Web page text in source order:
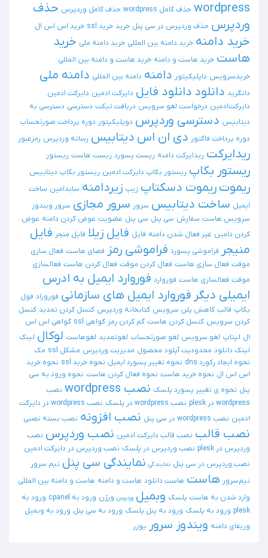
wordpress حذف کامل wordpress حذف کامل وردپرس حذف
وردپرس حذف وردپرس در سی پنل خرید خرید ssl خرید اس اس ال
خرید دامنه خرید دامنه بین المللی خرید دامنه ملی خرید
هاست خرید هاست و دامنه خرید هاست و دامنه بین المللی
خریدسرویس داپلیکیتور دامنه دامنه بین المللی دامنه ملی
دانگرید دانلود دانلود فایل دایرکت ادمین دایرکت ادمین.
دایرکت‌ادمین درخواست لغو سرویس دریافت تیکت دسترسی دسترسی به
دیتابیس دسترسی وردپرس دوپلیکیتور دوره پرداخت صورتحساب
دوره پرداخت فاکتور دی ان اس دیتابیس رسانه وردپرس رمزعبور
ریدایرکت ریدایرکت دامنه ریست پسورد ریست هاست ریستور
ریستور بکاپ ریستور بکاپ دایرکت ادمین ریستور بکاپ دیتابیس
ریموتریموت دسکتاپ زیپ زیردامنه سابدامین ساخت
ایمیل ساخت دیتابیس سرور سرور مجازی سرور ویندوز
سرویس هاست سفارش سی پنل سی پنل عضویت عوض کردن دامنه عوض
کردن دامین غیر فعال شدن دامنه فایل فایل زیلا فایل منجر فایل
منیجر فراموشی پسورد فراموشی رمز فضای هاست فعال سازی
موقت فعال سازی هاست فعال کردن موقت فعال کردن هاست فعالسازی
موقت فعالسازی هاست فوروارد فوروارد ایمیل به ادرس
ایمیلی دیگر فوروارد ایمیل های سازمانی فوروراد فول
بکاپ قالب کاهش پلن سرویس کتابخانه وردپرس کنسل کردن تمدید کنسل
کردن سرویس کنسل کردن هاست گم کردن رمز گواهی ssl
گواهی اس اس
ال لپتاپ لغو سرویس لغو صورتحساب لغوتمدید لغوهاست لوکال لینک
لینک دانلود محدودیت آپلود محصول مدیریت وردپرس مشکل ssl
مک
نحوه ایجاد رکورد dns
نحوه تغییر پسورد ایمیل نحوه خرید ssl
نحوه خرید
اس اس ال نحوه خرید هاست نحوه فعال کردن هاست نحوه ورود به سی
پنل نحوه ی تغییر پسورد پلسک نصب wordpress
نصب
wordpress در plesk
نصب wordpress در پلسک
نصب wordpress در دایرکت
ادمین نصب wordpress در سی پنل نصب افزونه نصب بسته نصبی
نصب قالب نصب قالب دایرکت ادمین نصب وردپرس نصب
وردپرس در plesk
نصب وردپرس در پلسک نصب وردپرس در دایرکت ادمین
نصب وردپرس در سی پنل نمایندگی نمایندگی سی پنل نیم سرور
نیم‌سرور هاست هاست دانلود هاست و دامنه هاست و دامنه بین المللی
وارد شدن به هاست پلسک وبمیل وردپرس ورژن ورود به cpanel
ورود به
plesk ورود به پلسک ورود به پنل پلسک ورود به سی پنل ورود به وبمیل
وریفای دامنه ویندوز سرور یوزر